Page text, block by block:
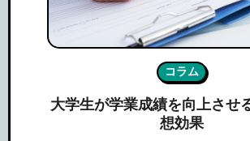
コラム
大学生が学業成績を向上させ
想効果